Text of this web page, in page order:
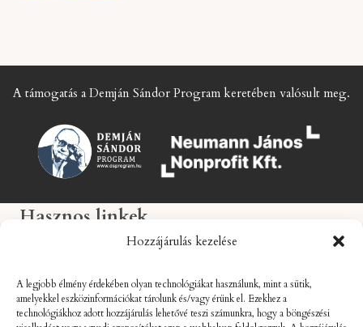
Hozzájárulás kezelése
A legjobb élmény érdekében olyan technológiákat használunk, mint a sütik,
amelyekkel eszközinformációkat tárolunk és/vagy érünk el. Ezekhez a
technológiákhoz adott hozzájárulás lehetővé teszi számunkra, hogy a böngészési
A támogatás a Demján Sándor Program keretében valósult meg.
Hasznos linkek
Adatkezelési tájékoztató